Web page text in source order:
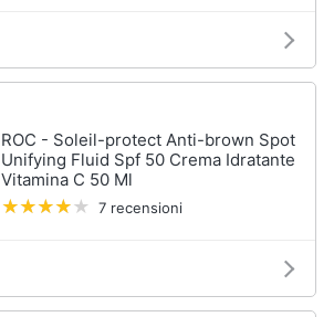
ROC - Soleil-protect Anti-brown Spot
Unifying Fluid Spf 50 Crema Idratante
Vitamina C 50 Ml
7 recensioni